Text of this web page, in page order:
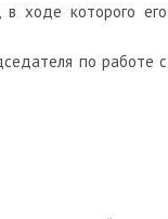
ходе которого его
по работе с